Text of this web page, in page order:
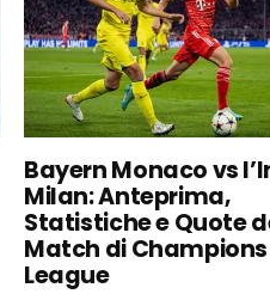
Bayern Monaco vs
Milan: Anteprima,
Statistiche e Quote
Match di Champions
League